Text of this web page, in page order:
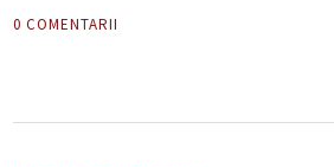
0 COMENTARII